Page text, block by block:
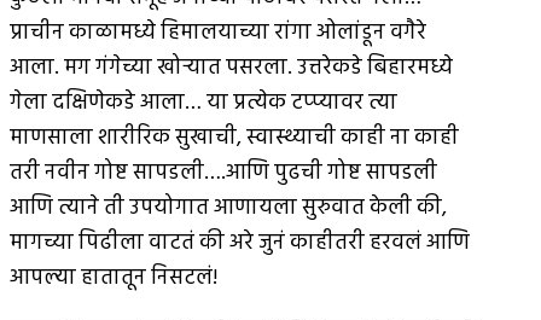
प्राचीन काळामध्ये हिमालयाच्या रांगा ओलांडून वगैरे
आला. मग गंगेच्या खोर्‍यात पसरला. उत्तरेकडे बिहारमध्ये
गेला दक्षिणेकडे आला… या प्रत्येक टप्प्यावर त्या
माणसाला शारीरिक सुखाची, स्वास्थ्याची काही ना काही
तरी नवीन गोष्ट सापडली….आणि पुढची गोष्ट सापडली
आणि त्याने ती उपयोगात आणायला सुरुवात केली की,
मागच्या पिढीला वाटतं की अरे जुनं काहीतरी हरवलं आणि
आपल्या हातातून निसटलं!